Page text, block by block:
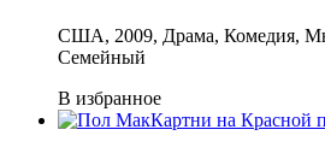
США, 2009, Драма, Комедия,
Семейный
В избранное